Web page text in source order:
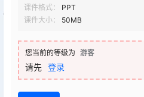
课件格式：
PPT
课件大小：
50MB
您当前的等级为 游客
请先 登录